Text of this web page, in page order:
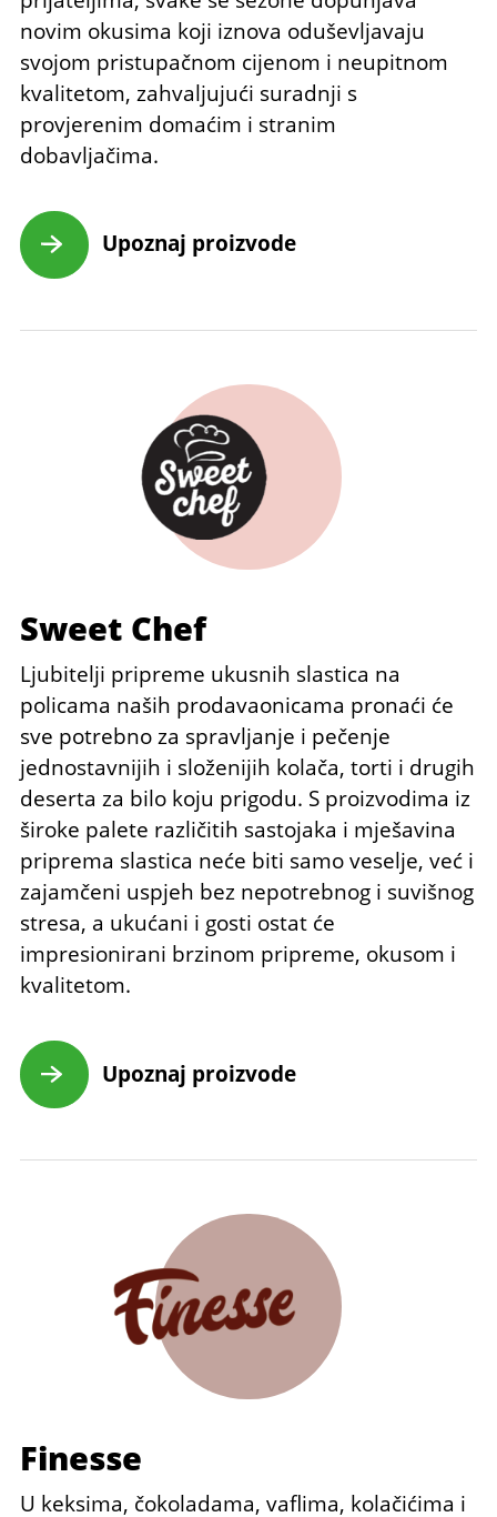
novim okusima koji iznova oduševljavaju
svojom pristupačnom cijenom i neupitnom
kvalitetom, zahvaljujući suradnji s
provjerenim domaćim i stranim
dobavljačima.
Upoznaj proizvode
Sweet Chef
Ljubitelji pripreme ukusnih slastica na
policama naših prodavaonicama pronaći će
sve potrebno za spravljanje i pečenje
jednostavnijih i složenijih kolača, torti i drugih
deserta za bilo koju prigodu. S proizvodima iz
široke palete različitih sastojaka i mješavina
priprema slastica neće biti samo veselje, već i
zajamčeni uspjeh bez nepotrebnog i suvišnog
stresa, a ukućani i gosti ostat će
impresionirani brzinom pripreme, okusom i
kvalitetom.
Upoznaj proizvode
Finesse
U keksima, čokoladama, vaflima, kolačićima i